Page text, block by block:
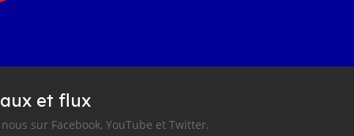
et flux
sur Facebook, YouTube et Twitter.